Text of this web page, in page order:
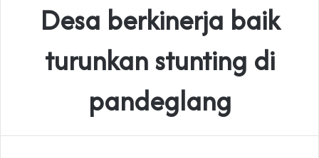
Desa berkinerja baik
turunkan stunting di
pandeglang